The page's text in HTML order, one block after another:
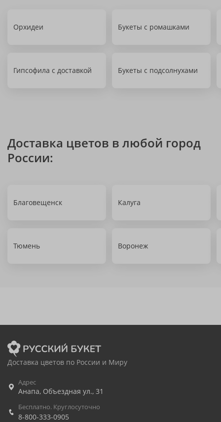
Орхидеи Букеты с ромашками
Гипсофила с доставкой Букеты с подсолнухами
Доставка цветов в любой город
России:
Благовещенск Калуга
Тюмень Воронеж
Доставка цветов по России и Миру
Адрес
Анапа, Объездная ул., 31
Бесплатно. Круглосуточно
8-800-333-0905